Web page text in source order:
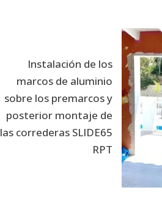
Instalación de los
marcos de aluminio
sobre los premarcos y
posterior montaje de
las correderas SLIDE65
RPT